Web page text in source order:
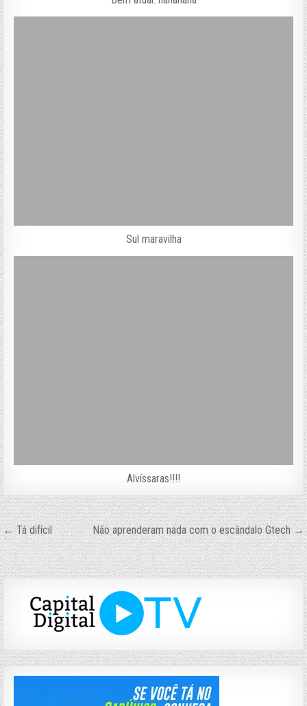
Sul maravilha
Alvíssaras!!!!
Navegação
de
Post
← Tá difícil Não aprenderam nada com o escândalo Gtech →